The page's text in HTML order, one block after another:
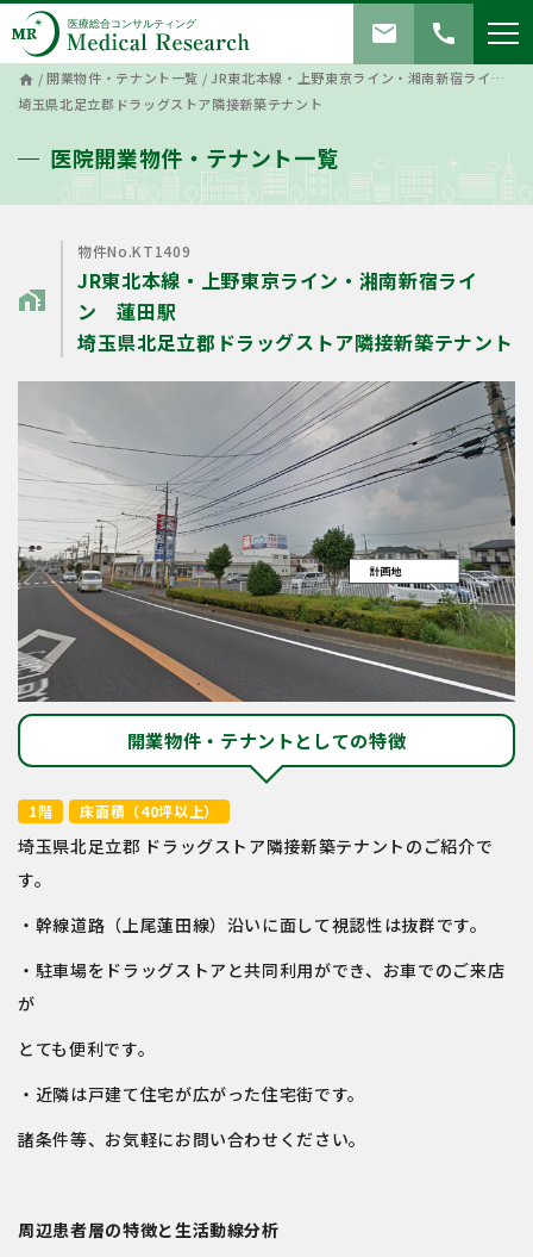
call
mail
home /開業物件・テナント一覧 /JR東北本線・上野東京ライン・湘南新宿ライン 蓮田駅
埼玉県北足立郡ドラッグストア隣接新築テナント
医院開業物件・テナント一覧
home_work
物件No.KT1409
JR東北本線・上野東京ライン・湘南新宿ライ
ン 蓮田駅
埼玉県北足立郡ドラッグストア隣接新築テナント
開業物件・テナントとしての特徴
1階 床面積（40坪以上）
埼玉県北足立郡 ドラッグストア隣接新築テナントのご紹介で
す。
・幹線道路（上尾蓮田線）沿いに面して視認性は抜群です。
・駐車場をドラッグストアと共同利用ができ、お車でのご来店
が
とても便利です。
・近隣は戸建て住宅が広がった住宅街です。
諸条件等、お気軽にお問い合わせください。
周辺患者層の特徴と生活動線分析